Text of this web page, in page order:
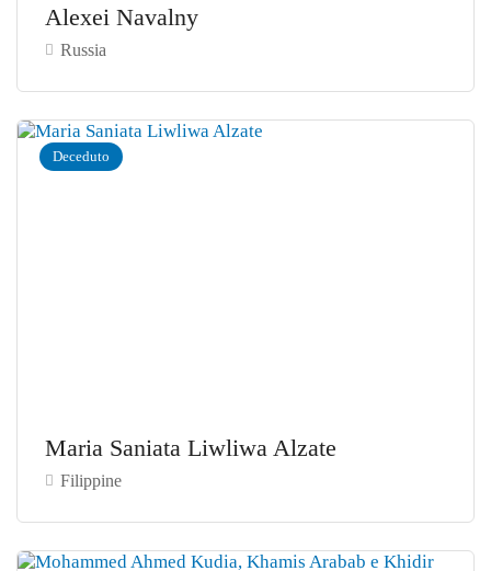
Alexei Navalny
Russia
Deceduto
Maria Saniata Liwliwa Alzate
Filippine